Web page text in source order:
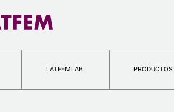
LATFEMLAB. PRODUCTOS